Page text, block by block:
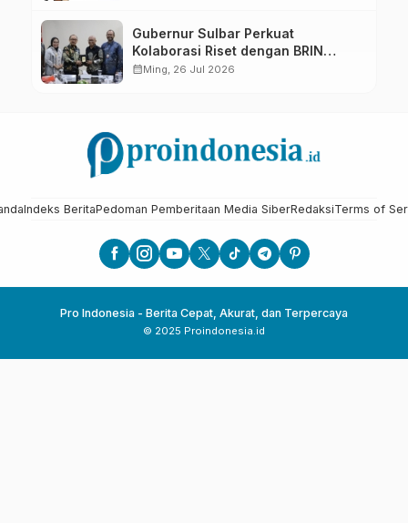
Gubernur Sulbar Perkuat
Kolaborasi Riset dengan BRIN
untuk Mendukung Pembangunan
calendar_monthMing, 26 Jul 2026
Indeks BeritaPedoman Pemberitaan Media SiberRedaksiTerms of
Pro Indonesia - Berita Cepat, Akurat, dan Terpercaya
© 2025 Proindonesia.id